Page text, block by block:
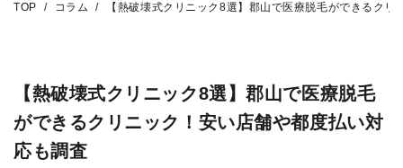
TOP コラム 【熱破壊式クリニック8選】郡山で医療脱毛ができるク
【熱破壊式クリニック8選】郡山で医療脱毛
ができるクリニック！安い店舗や都度払い対
応も調査